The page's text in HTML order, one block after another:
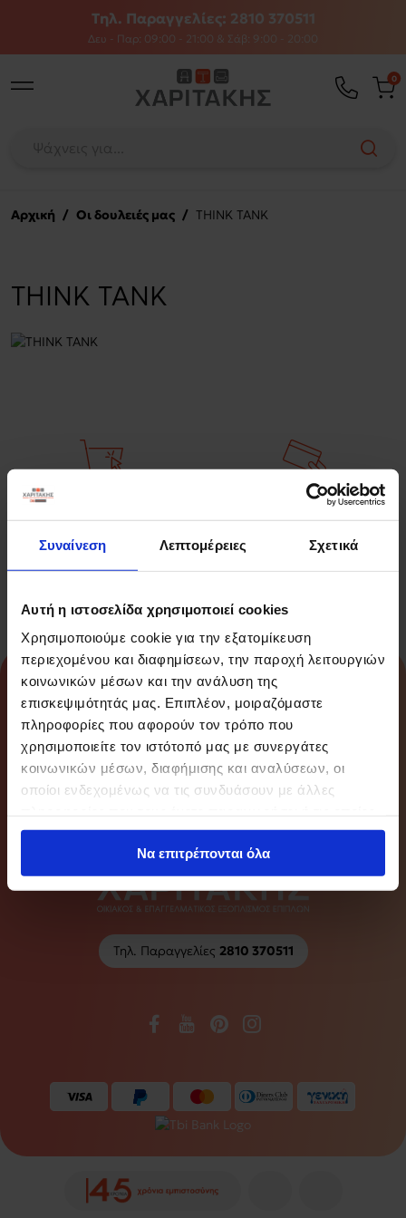
Συναίνεση Λεπτομέρειες Σχετικά
Αυτή η ιστοσελίδα χρησιμοποιεί cookies
Χρησιμοποιούμε cookie για την εξατομίκευση
περιεχομένου και διαφημίσεων, την παροχή λειτουργιών
κοινωνικών μέσων και την ανάλυση της
επισκεψιμότητάς μας. Επιπλέον, μοιραζόμαστε
πληροφορίες που αφορούν τον τρόπο που
χρησιμοποιείτε τον ιστότοπό μας με συνεργάτες
κοινωνικών μέσων, διαφήμισης και αναλύσεων, οι
οποίοι ενδεχομένως να τις συνδυάσουν με άλλες
έχουν συλλέξει σε σχέση με την από μέρους σας χρήση
των υπηρεσιών τους.Να επιτρέπονται όλα
Τηλ. Παραγγελίες: 2810 370511
Δευ - Παρ: 09:00 - 21:00 & Σάβ: 9:00 - 20:00
0
Αρχική / Οι δουλειές μας / THINK TANK
THINK TANK
Πάνω από 14.000
Προϊόντα
Εγγύηση
Επιστροφής
Χρημάτων
About
Info
Τηλ. Παραγγελίες 2810 370511
Newsletter